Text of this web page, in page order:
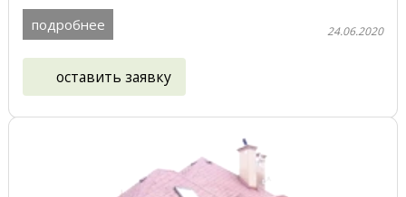
подробнее 24.06.2020
оставить заявку